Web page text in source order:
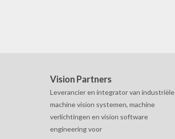
Vision Partners
Leverancier en integrator van industriële
machine vision systemen, machine
verlichtingen en vision software
engineering voor